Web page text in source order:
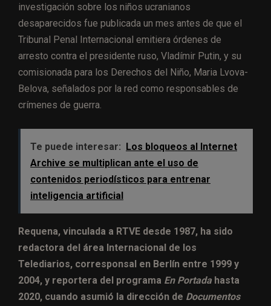
investigación sobre los niños ucranianos
desaparecidos fue publicada un mes antes de que el
Tribunal Penal Internacional emitiera órdenes de
arresto contra el presidente ruso, Vladímir Putin, y su
comisionada para los Derechos del Niño, Maria Lvova-
Belova, señalados por la red como responsables de
crímenes de guerra.
Te puede interesar: Los bloqueos al Internet
Archive se multiplican ante el uso de
contenidos periodísticos para entrenar
inteligencia artificial
Requena, vinculada a RTVE desde 1987, ha sido
redactora del área Internacional de los
Telediarios, corresponsal en Berlín entre 1999 y
2004, y reportera del programa En Portada hasta
2020, cuando asumió la dirección de Documentos